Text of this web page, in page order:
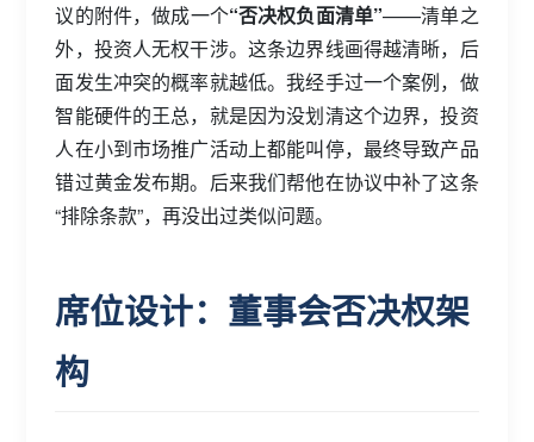
议的附件，做成一个“否决权负面清单”——清单之
外，投资人无权干涉。这条边界线画得越清晰，后
面发生冲突的概率就越低。我经手过一个案例，做
智能硬件的王总，就是因为没划清这个边界，投资
人在小到市场推广活动上都能叫停，最终导致产品
错过黄金发布期。后来我们帮他在协议中补了这条
“排除条款”，再没出过类似问题。
席位设计：董事会否决权架
构